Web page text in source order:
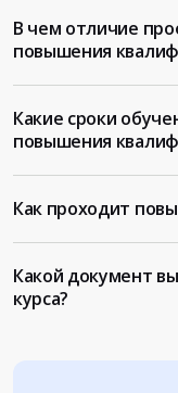
В чем отличие
повышения
Какие сроки
повышения
Как проходит
Какой документ
курса?